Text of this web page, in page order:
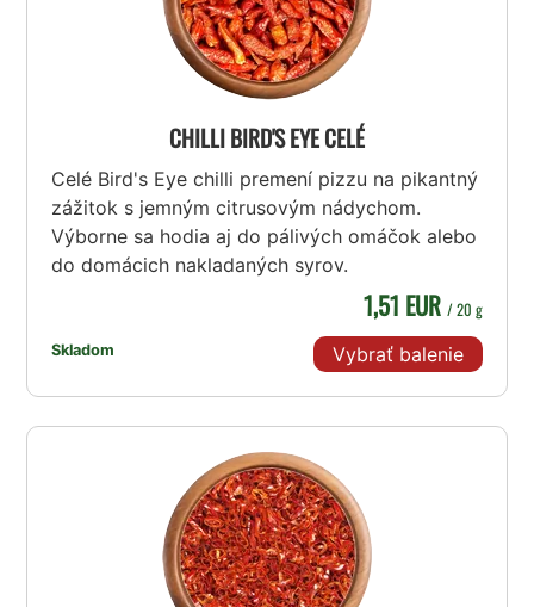
CHILLI BIRD'S EYE CELÉ
Celé Bird's Eye chilli premení pizzu na pikantný
zážitok s jemným citrusovým nádychom.
Výborne sa hodia aj do pálivých omáčok alebo
do domácich nakladaných syrov.
Skladom
1,51 EUR / 20 g
Vybrať balenie